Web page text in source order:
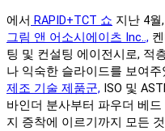
에서 RAPID+TCT 쇼 지난 4
그림 앤 어소시에이츠 Inc..,
팅 및 컨설팅 에이전시로, 적
나 익숙한 슬라이드를 보여
제조 기술 제품군, ISO 및
바인더 분사부터 파우더 베
지 증착에 이르기까지 모든